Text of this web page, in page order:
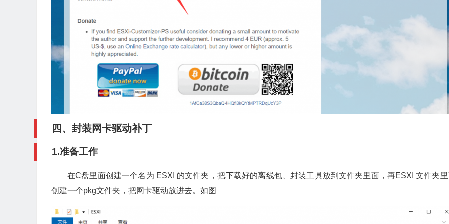
四、封装网卡驱动补丁
1.准备工作
在C盘里面创建一个名为 ESXI 的文件夹，把下载好的离线包、封装工具放到文件夹里面，再ESXI 文件夹
创建一个pkg文件夹，把网卡驱动放进去。如图